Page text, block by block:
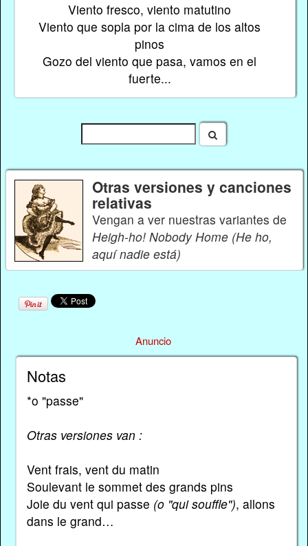
Viento fresco, viento matutino
Viento que sopla por la cima de los altos
pinos
Gozo del viento que pasa, vamos en el
fuerte...
Otras versiones y canciones
relativas
Vengan a ver nuestras variantes de
Heigh-ho! Nobody Home (He ho,
aquí nadie está)
Anuncio
Notas
*o "passe"
Otras versiones van :
Vent frais, vent du matin
Soulevant le sommet des grands pins
Joie du vent qui passe (o "qui souffle"), allons
dans le grand…